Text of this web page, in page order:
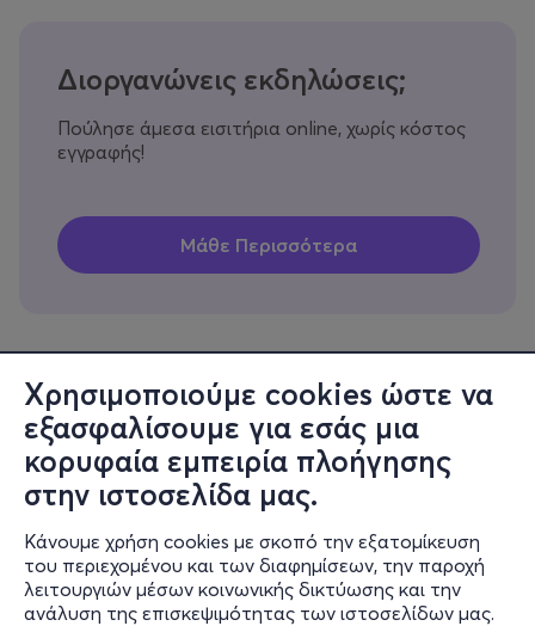
Χρησιμοποιούμε cookies ώστε να
εξασφαλίσουμε για εσάς μια
κορυφαία εμπειρία πλοήγησης
στην ιστοσελίδα μας.
Κάνουμε χρήση cookies με σκοπό την εξατομίκευση
του περιεχομένου και των διαφημίσεων, την παροχή
λειτουργιών μέσων κοινωνικής δικτύωσης και την
ανάλυση της επισκεψιμότητας των ιστοσελίδων μας.
Διοργανώνεις εκδηλώσεις;
Πούλησε άμεσα εισιτήρια online, χωρίς κόστος
εγγραφής!
Πληροφορίες
Υποστήριξη
Stay Connected